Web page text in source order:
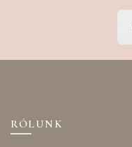
RÓLUNK